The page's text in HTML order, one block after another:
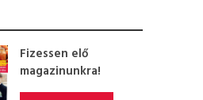
Fizessen elő
magazinunkra!